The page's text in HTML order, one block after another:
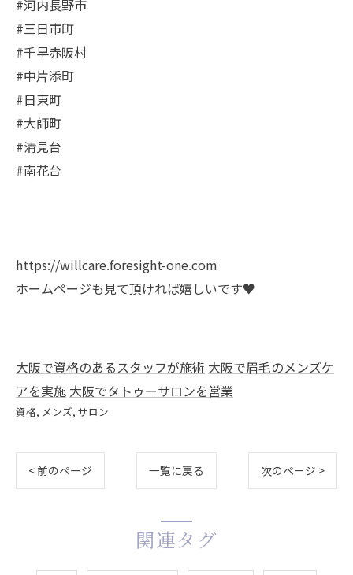
#河内長野市
#三日市町
#千早赤阪村
#中片添町
#日東町
#大師町
#清見台
#南花台
https://willcare.foresight-one.com
ホームページも見て頂ければ嬉しいです♥️
大阪で資格のあるスタッフが施術 大阪で眉毛のメンズケ
アを実施 大阪でタトゥーサロンを営業
資格 メンズ サロン
< 前のページ 一覧に戻る 次のページ >
関連タグ